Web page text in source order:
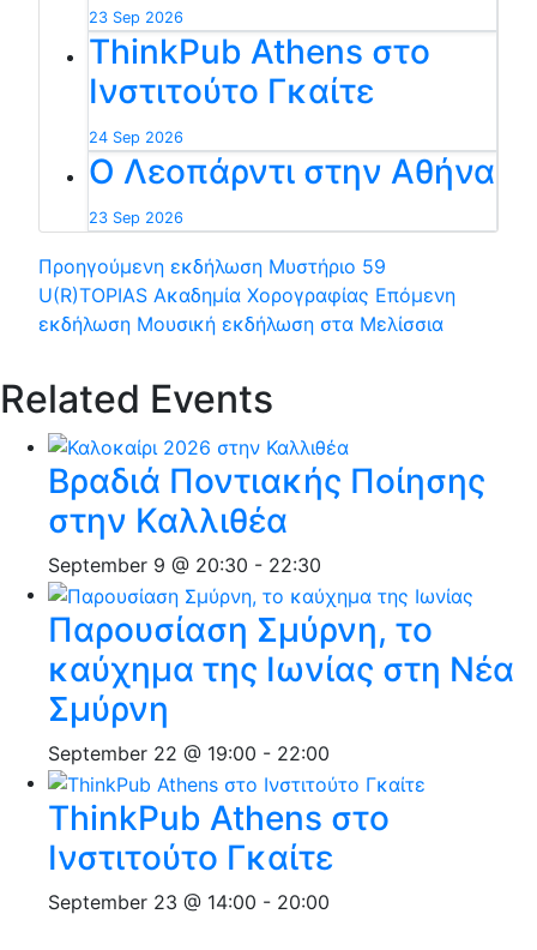
23 Sep 2026
ThinkPub Athens στο
Ινστιτούτο Γκαίτε
24 Sep 2026
Ο Λεοπάρντι στην Αθήνα
23 Sep 2026
Προηγούμενη εκδήλωση Μυστήριο 59
U(R)TOPIAS Ακαδημία Χορογραφίας Επόμενη
εκδήλωση Μουσική εκδήλωση στα Μελίσσια
Related Events
Βραδιά Ποντιακής Ποίησης
στην Καλλιθέα
September 9 @ 20:30 - 22:30
Παρουσίαση Σμύρνη, το
καύχημα της Ιωνίας στη Νέα
Σμύρνη
September 22 @ 19:00 - 22:00
ThinkPub Athens στο
Ινστιτούτο Γκαίτε
September 23 @ 14:00 - 20:00